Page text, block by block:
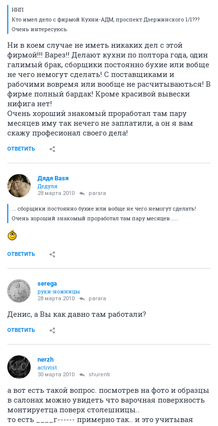
ННП
Кто имел дело с фирмой Кухни-АДМ, проспект Дзержинского 1/1???
Очень интересуюсь.
Ни в коем случае не иметь никаких дел с этой
фирмой!!! Варез!! Делают кухни по полтора года, один
галимый брак, сборщики постоянно бухие или вобще
не чего немогут сделать! С поставщиками и
рабочими вовремя или вообще не расчитываються! В
фирме полный бардак! Кроме красивой вывески
нифига нет!
Очень хороший знакомый проработал там пару
месяцев иму так нечего не заплатили, а он я вам
скажу професионал своего дела!
ОТВЕТИТЬ
Дядя Ваsя
Дедуля
28 марта 2010 parara
... сборщики постоянно бухие или вобще не чего немогут сделать!
Очень хороший знакомый проработал там пару месяцев .....
ОТВЕТИТЬ
serega
руки-ножницы
28 марта 2010 parara
Денис, а Вы как давно там работали?
ОТВЕТИТЬ
nerzh
activist
30 марта 2010 shurenti
а вот есть такой вопрос. посмотрев на фото и образцы
в салонах можно увидеть что варочная поверхность
монтируетца поверх столешницы..
то есть ____г------ примерно так.. и это учитывая